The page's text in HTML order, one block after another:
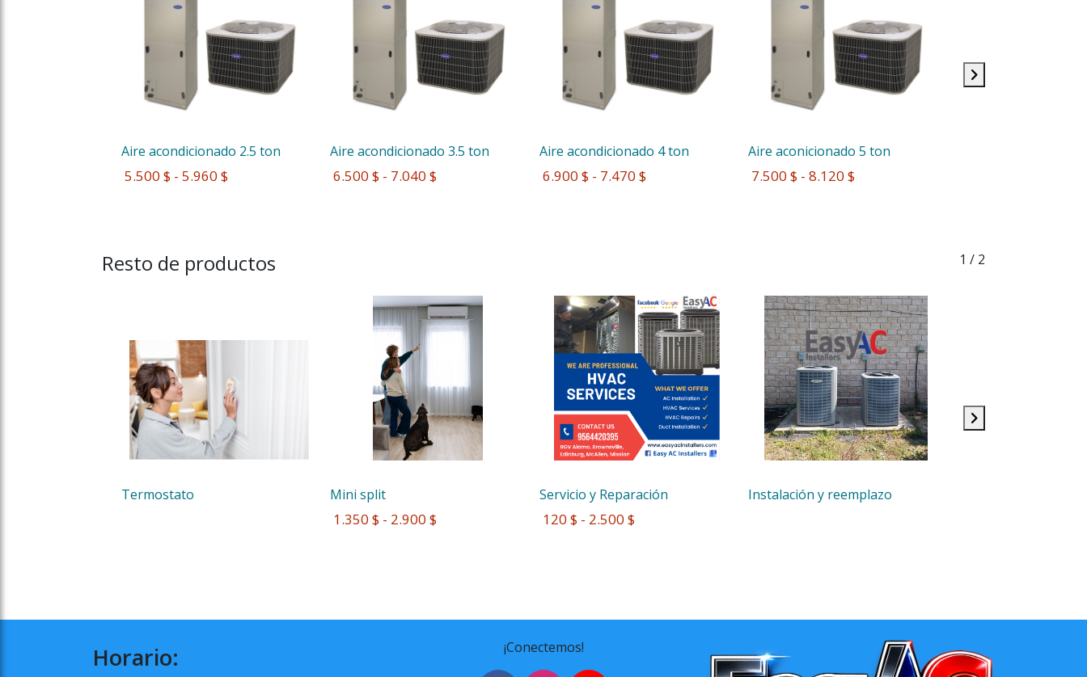
Aire acondicionado 2.5 ton
5.500 $ - 5.960 $
Aire acondicionado 3.5 ton
6.500 $ - 7.040 $
Aire acondicionado 4 ton
6.900 $ - 7.470 $
Aire aconicionado 5 ton
7.500 $ - 8.120 $
Resto de productos 1 / 2
Termostato Mini split
1.350 $ - 2.900 $
Servicio y Reparación
120 $ - 2.500 $
Instalación y reemplazo
Horario: ¡Conectemos!